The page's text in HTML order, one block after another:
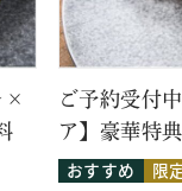
×
ご予約受付
ア】豪華特
おすすめ
限